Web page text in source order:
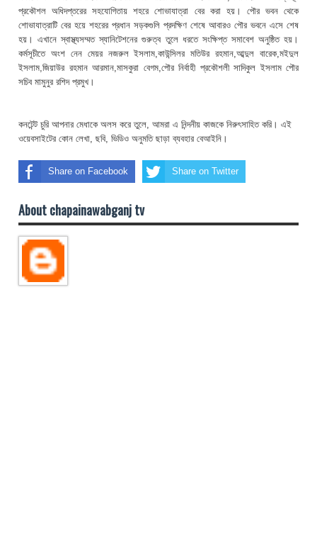
প্রকৌশল অধিদপ্তরের সহযোগিতায় শহরে শোভাযাত্রা বের করা হয়। পৌর ভবন থেকে
শোভাযাত্রাটি বের হয়ে শহরের প্রধান সড়কগুলি প্রদক্ষিণ শেষে আবারও পৌর ভবনে এসে শেষ
হয়। এখানে স্বাস্থ্যসম্মত স্যানিটেশনের গুরুত্ব তুলে ধরতে সংক্ষিপ্ত সমাবেশ অনুষ্ঠিত হয়।
কর্মসূচীতে অংশ নেন মেয়র নজরুল ইসলাম,কাউন্সিলর মতিউর রহমান,আব্দুল বারেক,মইদুল
ইসলাম,জিয়াউর রহমান আরমান,মাসকুরা বেগম,পৌর নির্বাহী প্রকৌশলী সাদিকুল ইসলাম পৌর
সচিব মামুনুর রশিদ প্রমুখ।
কনটেন্ট চুরি আপনার মেধাকে অলস করে তুলে, আমরা এ নিন্দনীয় কাজকে নিরুৎসাহিত করি। এই
ওয়েবসাইটের কোন লেখা, ছবি, ভিডিও অনুমতি ছাড়া ব্যবহার বেআইনি।
Share on Facebook Share on Twitter
About chapainawabganj tv